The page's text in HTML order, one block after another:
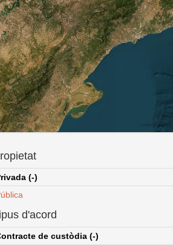
(-)
d'acord
de custòdia (-)